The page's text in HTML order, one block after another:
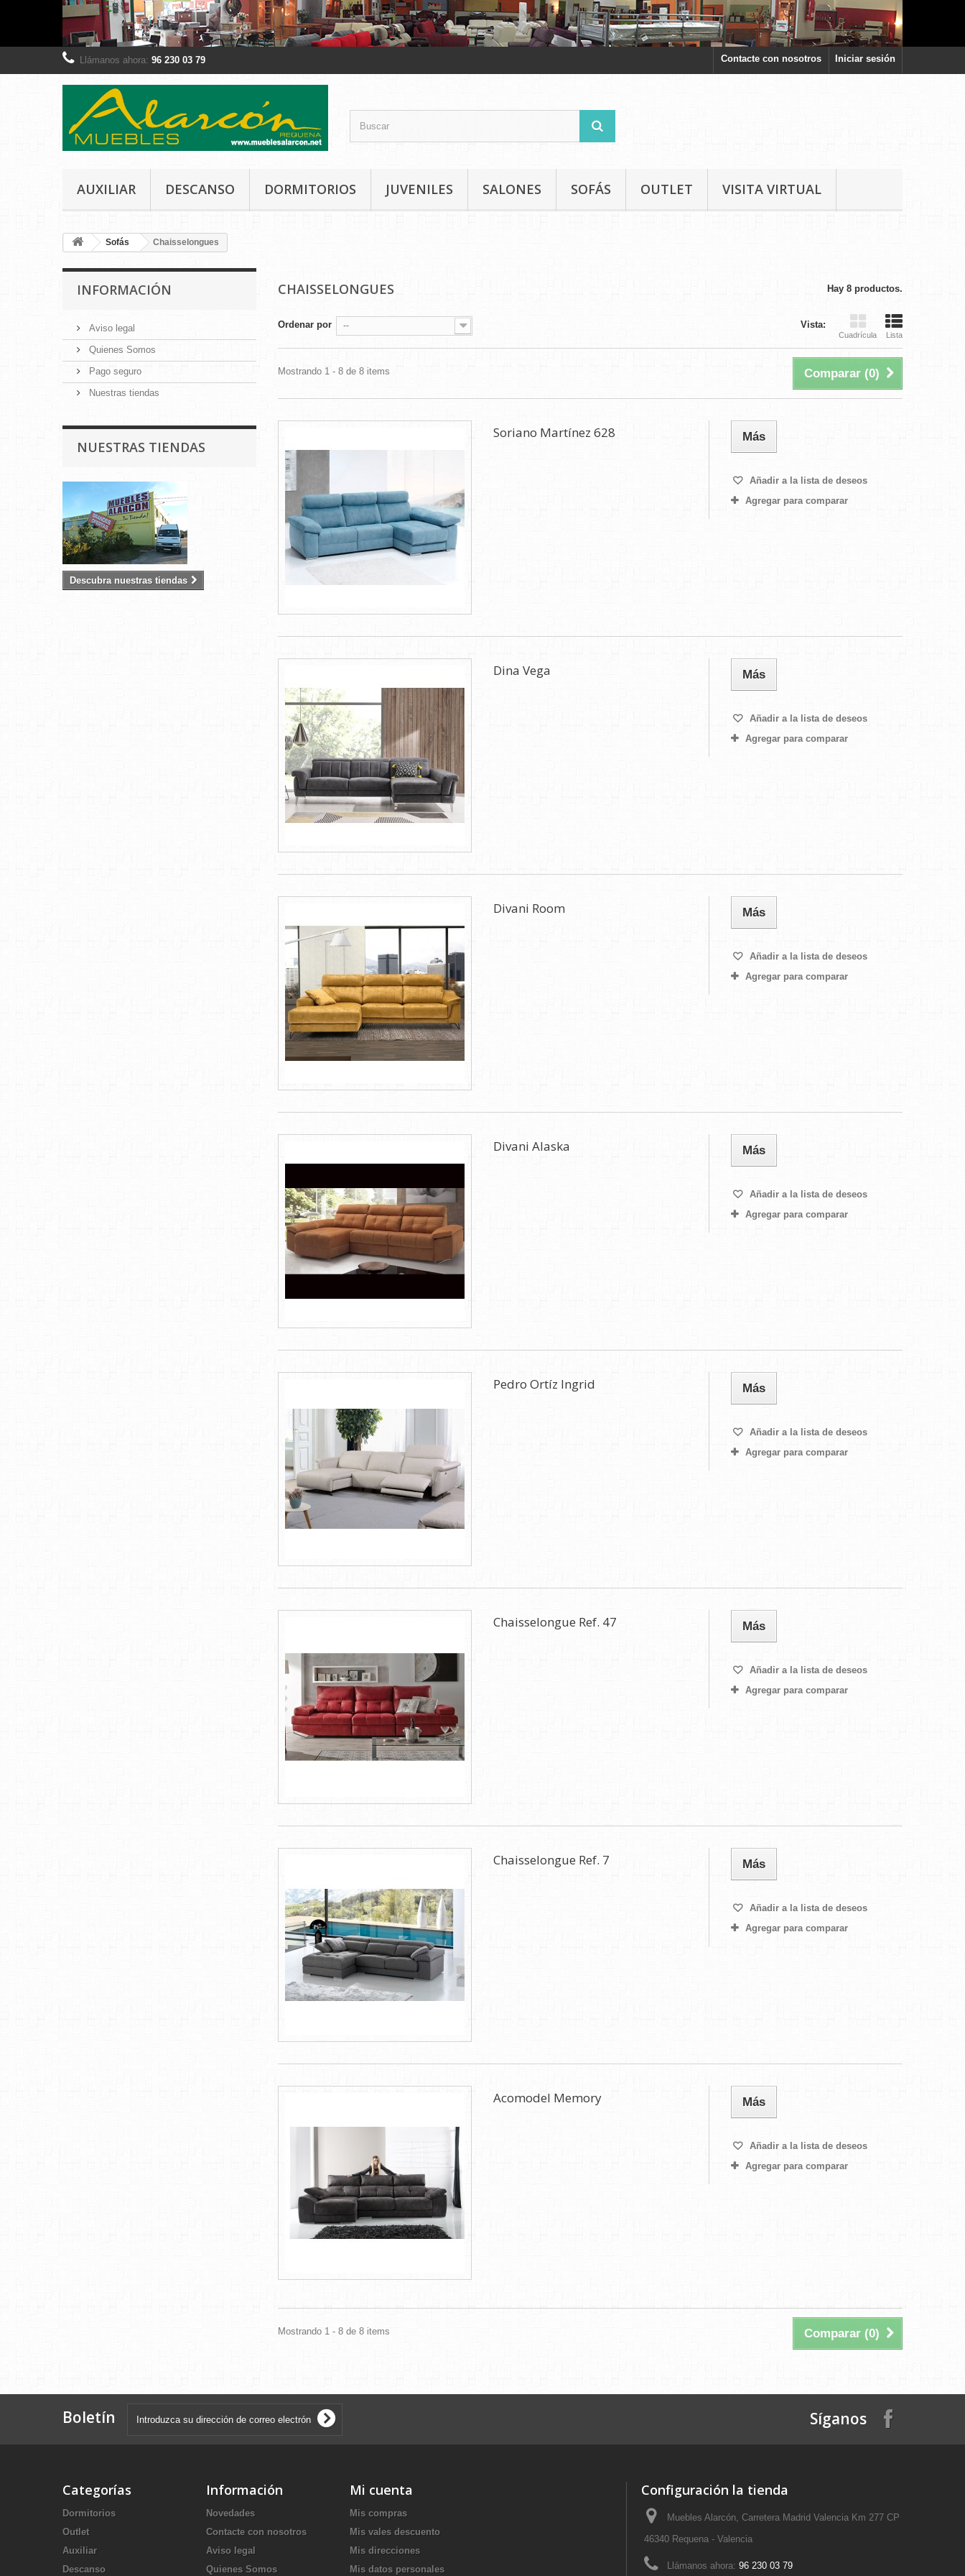
Iniciar sesión
Contacte con nosotros
Llámanos ahora: 96 230 03 79
AUXILIAR DESCANSO DORMITORIOS JUVENILES SALONES SOFÁS OUTLET VISITA VIRTUAL
Sofás Chaisselongues
INFORMACIÓN
Aviso legal
Quienes Somos
Pago seguro
Nuestras tiendas
NUESTRAS TIENDAS
Descubra nuestras tiendas
CHAISSELONGUES Hay 8 productos.
Vista:
Cuadrícula Lista
Ordenar por --
Comparar (0)
Mostrando 1 - 8 de 8 items
Soriano Martínez 628 Más
Añadir a la lista de deseos
Agregar para comparar
Dina Vega Más
Añadir a la lista de deseos
Agregar para comparar
Divani Room Más
Añadir a la lista de deseos
Agregar para comparar
Divani Alaska Más
Añadir a la lista de deseos
Agregar para comparar
Pedro Ortíz Ingrid Más
Añadir a la lista de deseos
Agregar para comparar
Chaisselongue Ref. 47 Más
Añadir a la lista de deseos
Agregar para comparar
Chaisselongue Ref. 7 Más
Añadir a la lista de deseos
Agregar para comparar
Acomodel Memory Más
Añadir a la lista de deseos
Agregar para comparar
Comparar (0)
Mostrando 1 - 8 de 8 items
Boletín Síganos
Categorías
Dormitorios
Outlet
Auxiliar
Descanso
Información
Novedades
Contacte con nosotros
Aviso legal
Quienes Somos
Mi cuenta
Mis compras
Mis vales descuento
Mis direcciones
Mis datos personales
Configuración la tienda
Muebles Alarcón, Carretera Madrid Valencia Km 277 CP
46340 Requena - Valencia
Llámanos ahora: 96 230 03 79